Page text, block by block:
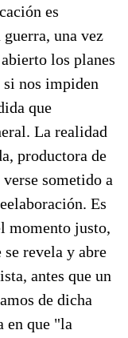
es
una vez
los planes
si nos impiden
que
La realidad
productora de
sometido a
Es
momento justo,
revela y abre
antes que un
de dicha
en que "la